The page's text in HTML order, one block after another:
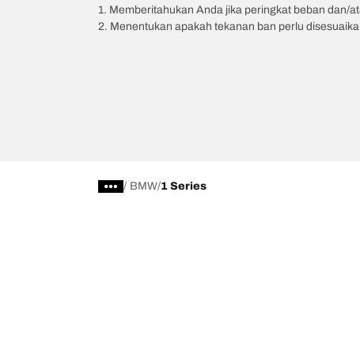
1. Memberitahukan Anda jika peringkat beban dan/
2. Menentukan apakah tekanan ban perlu
/ BMW 1 Series